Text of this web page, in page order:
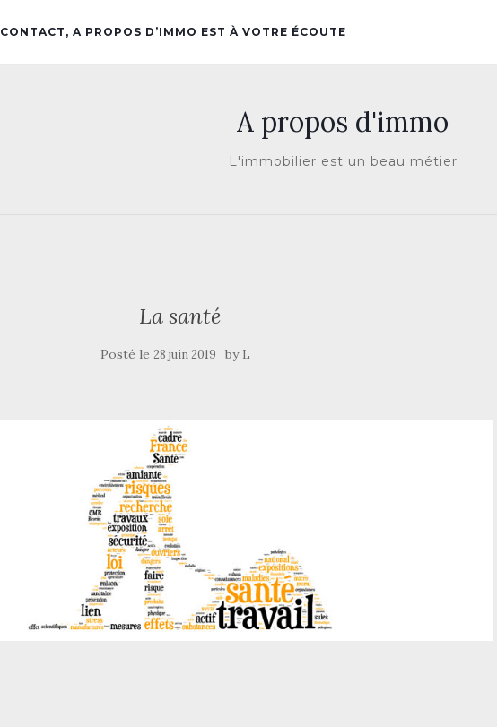
CONTACT, A PROPOS D’IMMO EST À VOTRE ÉCOUTE
A propos d'immo
L'immobilier est un beau métier
La santé
Posté le 28 juin 2019 by L